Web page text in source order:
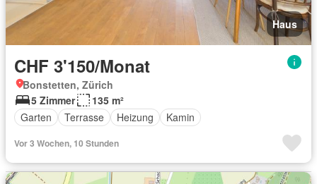
Haus
CHF 3'150/Monat
Bonstetten, Zürich
5 Zimmer
135 m²
Garten
Terrasse Heizung Kamin
Vor 3 Wochen, 10 Stunden